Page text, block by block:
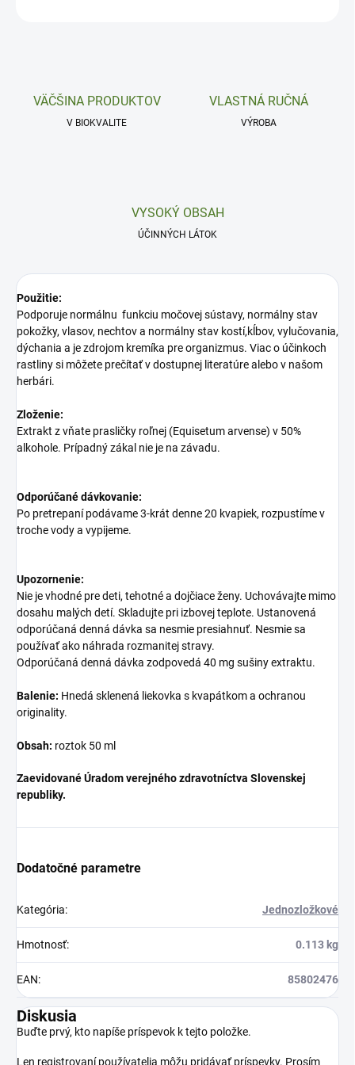
VÄČŠINA PRODUKTOV
V BIOKVALITE
VLASTNÁ RUČNÁ
VÝROBA
VYSOKÝ OBSAH
ÚČINNÝCH LÁTOK
Použitie:
Podporuje normálnu funkciu močovej sústavy, normálny stav
pokožky, vlasov, nechtov a normálny stav kostí,kĺbov, vylučovania,
dýchania a je zdrojom kremíka pre organizmus. Viac o účinkoch
rastliny si môžete prečítať v dostupnej literatúre alebo v našom
herbári.
Zloženie:
Extrakt z vňate prasličky roľnej (Equisetum arvense) v 50%
alkohole. Prípadný zákal nie je na závadu.
Odporúčané dávkovanie:
Po pretrepaní podávame 3-krát denne 20 kvapiek, rozpustíme v
troche vody a vypijeme.
Upozornenie:
Nie je vhodné pre deti, tehotné a dojčiace ženy. Uchovávajte mimo
dosahu malých detí. Skladujte pri izbovej teplote. Ustanovená
odporúčaná denná dávka sa nesmie presiahnuť. Nesmie sa
používať ako náhrada rozmanitej stravy.
Odporúčaná denná dávka zodpovedá 40 mg sušiny extraktu.
Balenie: Hnedá sklenená liekovka s kvapátkom a ochranou
originality.
Obsah: roztok 50 ml
Zaevidované Úradom verejného zdravotníctva Slovenskej
republiky.
Dodatočné parametre
Kategória: Jednozložkové
Hmotnosť: 0.113 kg
EAN: 85802476
Diskusia
Buďte prvý, kto napíše príspevok k tejto položke.
Len registrovaní používatelia môžu pridávať príspevky. Prosím